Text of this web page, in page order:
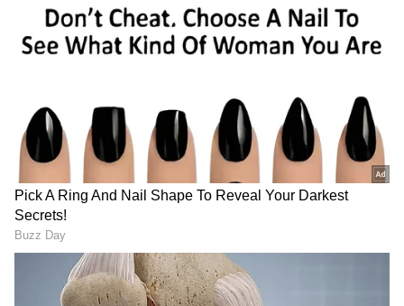
ఈ స్టేషన్ ప్రత్యేకత ఏమిటి?
సింహాబాద్ రైల్వే స్టేషన్ ప్రత్యేకత ఏంటంటే ఇప్పటికీ ఇక్కడ
ఉంటాయి. రైల్వే ఉద్యోగులు ఇక్కడ పనిచేస్తున్నప్పటికీ
సాధారణ ప్రయాణికుల కోసం టికెట్ కౌంటర్లు ఎప్పుడో
మూసేశారు. అయినప్పటికీ భౌగోళికంగా, రాజకీయంగా ఈ
స్టేషన్ మాత్రం ఎంతో ముఖ్యమైనది.